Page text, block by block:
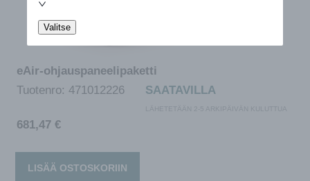
Valitse
eAir-ohjauspaneelipaketti
Tuotenro: 471012226 SAATAVILLA
LÄHETETÄÄN 2-5 ARKIPÄIVÄN KULUTTUA
681,47 €
LISÄÄ OSTOSKORIIN